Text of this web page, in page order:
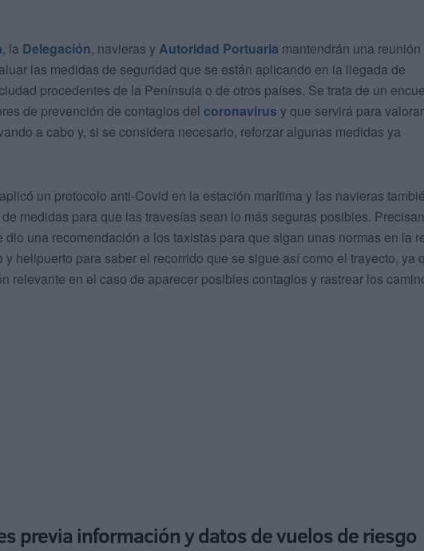
, la Delegación, navieras yAutoridad Portuaria mantendrán una reunión
las medidas de seguridad que se están aplicando en la llegada de
procedentes de la Península o de otros países. Se trata de un
de prevención de contagios del coronavirus y que servirá para
a cabo y, si se considera necesario, reforzar algunas medidas ya
un protocolo anti-Covid en la estación marítima y las navieras
medidas para que las travesías sean lo más seguras posibles.
dio una recomendación a los taxistas para que sigan unas normas en la
helipuerto para saber el recorrido que se sigue así como el trayecto, ya
relevante en el caso de aparecer posibles contagios y rastrear los
previa información y datos de vuelos de riesgo